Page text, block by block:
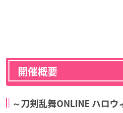
開催概要
～刀剣乱舞ONLINE ハロウ